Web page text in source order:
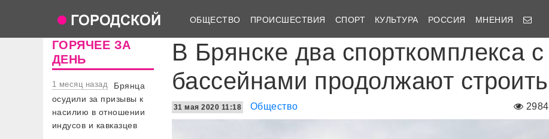
ОБЩЕСТВО ПРОИСШЕСТВИЯ СПОРТ КУЛЬТУРА РОССИЯ МНЕНИЯ
ГОРЯЧЕЕ ЗА
ДЕНЬ
1 месяц назад
Брянца
осудили за призывы к
насилию в отношении
индусов и кавказцев
В Брянске два спорткомплекса с
бассейнами продолжают строить
2984
31 мая 2020 11:18 Общество